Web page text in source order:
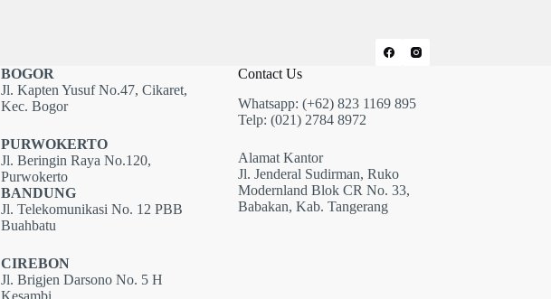
BOGOR
Jl. Kapten Yusuf No.47, Cikaret,
Kec. Bogor
PURWOKERTO
Jl. Beringin Raya No.120,
Purwokerto
BANDUNG
Jl. Telekomunikasi No. 12 PBB
Buahbatu
CIREBON
Jl. Brigjen Darsono No. 5 H
Contact Us
Whatsapp: (+62) 823 1169 895
Telp: (021) 2784 8972
Alamat Kantor
Jl. Jenderal Sudirman, Ruko
Modernland Blok CR No. 33,
Babakan, Kab. Tangerang